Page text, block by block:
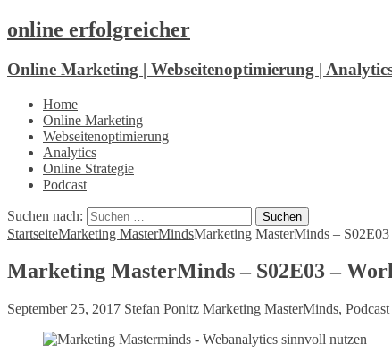
online erfolgreicher
Online Marketing | Webseitenoptimierung |
Home
Online Marketing
Webseitenoptimierung
Analytics
Online Strategie
Podcast
Suchen nach:
StartseiteMarketing MasterMindsMarketing MasterMinds –
Marketing MasterMinds – S02E03 –
September 25, 2017 Stefan Ponitz Marketing MasterMinds, Podcast